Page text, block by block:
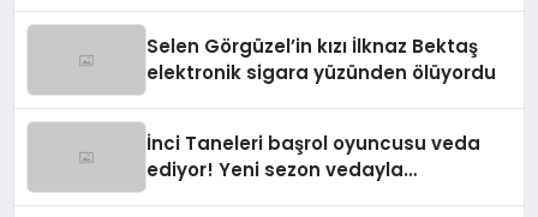
Selen Görgüzel’in kızı İlknaz Bektaş
elektronik sigara yüzünden ölüyordu
İnci Taneleri başrol oyuncusu veda
ediyor! Yeni sezon vedayla